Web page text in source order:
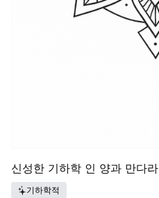
신성한 기하학 인 양과 만다라
기하학적